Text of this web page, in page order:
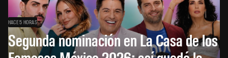
HACE 5 HORAS
Segunda nominación en La Casa de los